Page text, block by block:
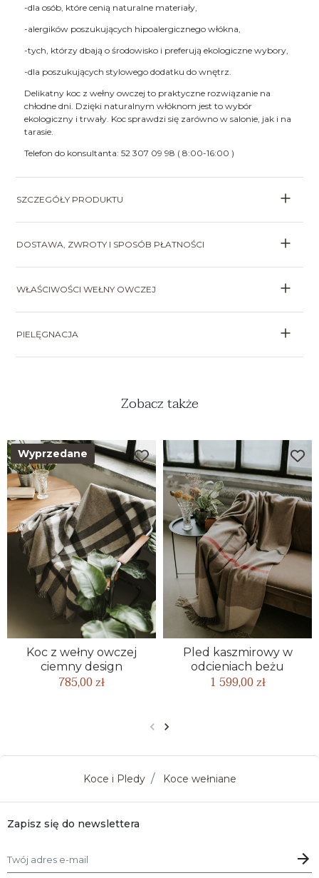
-dla osób, które cenią naturalne materiały,
-alergików poszukujących hipoalergicznego włókna,
-tych, którzy dbają o środowisko i preferują ekologiczne wybory,
-dla poszukujących stylowego dodatku do wnętrz.
Delikatny koc z wełny owczej to praktyczne rozwiązanie na
chłodne dni. Dzięki naturalnym włóknom jest to wybór
ekologiczny i trwały. Koc sprawdzi się zarówno w salonie, jak i na
tarasie.
Telefon do konsultanta: 52 307 09 98 ( 8:00-16:00 )
SZCZEGÓŁY PRODUKTU
DOSTAWA, ZWROTY I SPOSÓB PŁATNOŚCI
WŁAŚCIWOŚCI WEŁNY OWCZEJ
PIELĘGNACJA
Zobacz także
Wyprzedane
Koc z wełny owczej
ciemny design
785,00 zł
Pled kaszmirowy w
odcieniach beżu
1 599,00 zł
Poprzedni
Następny
Koce i Pledy Koce wełniane
Zapisz się do newslettera